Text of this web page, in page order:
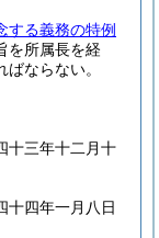
する義務の特例
を所属長を経
ならない。
十三年十二月十
十四年一月八日